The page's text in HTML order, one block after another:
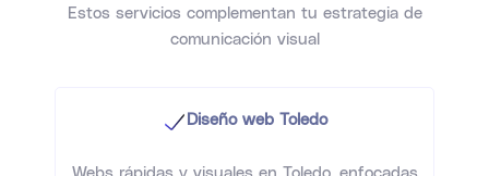
Estos servicios complementan tu estrategia de
comunicación visual
Diseño web Toledo
Webs rápidas y visuales en Toledo, enfocadas